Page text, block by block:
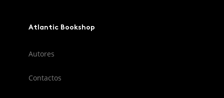
Atlantic Bookshop
Autores
Contactos